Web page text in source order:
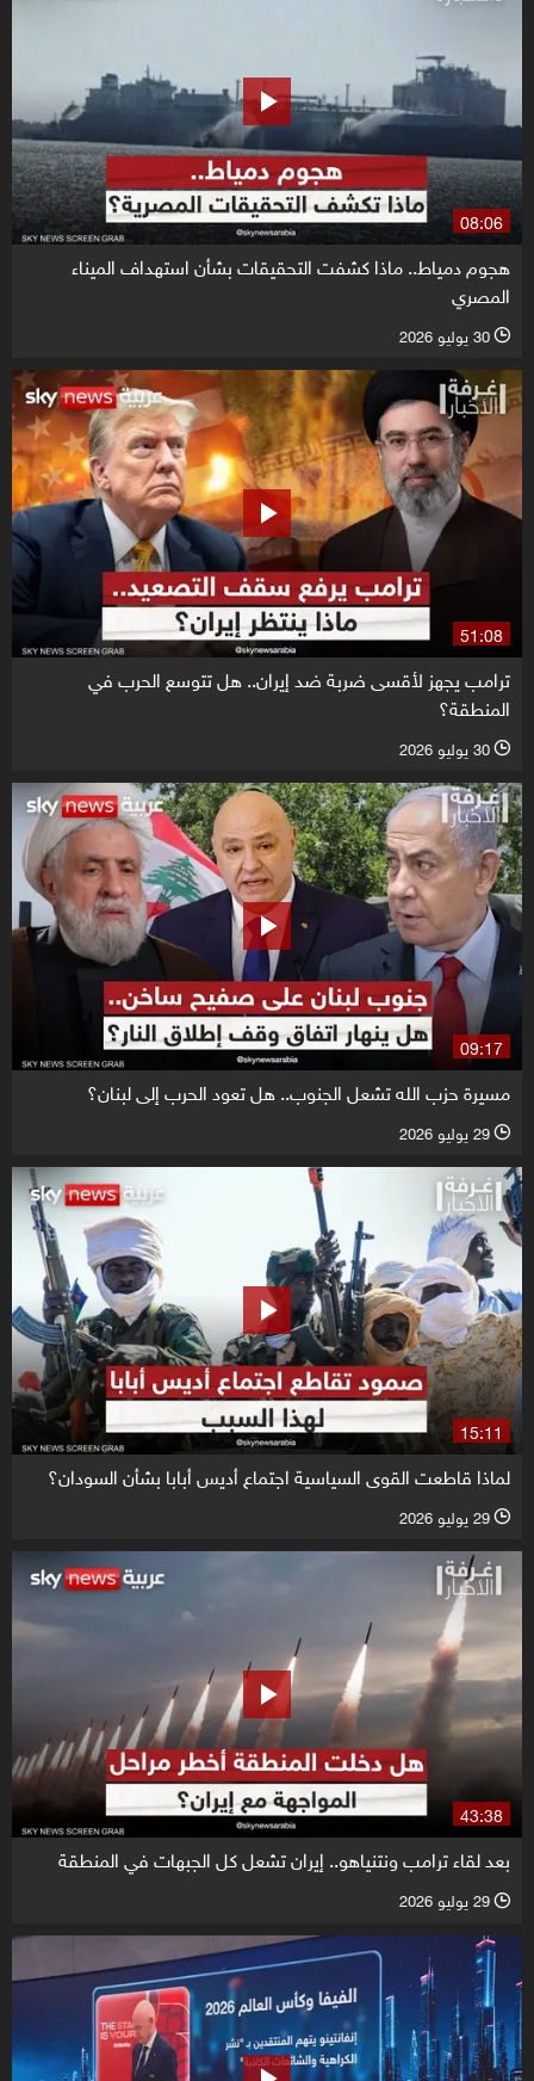
08:06
هجوم دمياط.. ماذا كشفت التحقيقات بشأن استهداف الميناء
المصري
l 30 يوليو 2026
51:08
ترامب يجهز لأقسى ضربة ضد إيران.. هل تتوسع الحرب في
المنطقة؟
l 30 يوليو 2026
09:17
مسيرة حزب الله تشعل الجنوب.. هل تعود الحرب إلى لبنان؟
l 29 يوليو 2026
15:11
لماذا قاطعت القوى السياسية اجتماع أديس أبابا بشأن السودان؟
l 29 يوليو 2026
43:38
بعد لقاء ترامب ونتنياهو.. إيران تشعل كل الجبهات في المنطقة
l 29 يوليو 2026